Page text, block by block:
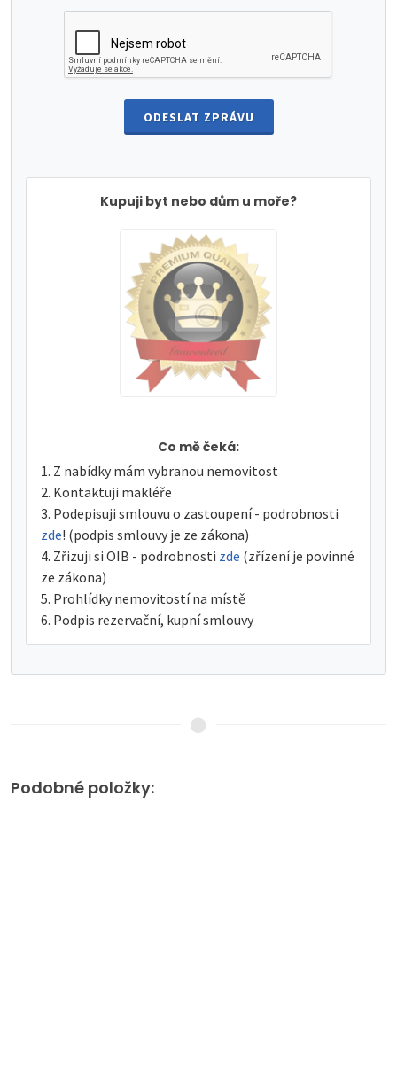
ODESLAT ZPRÁVU
Kupuji byt nebo dům u moře?
Co mě čeká:
Z nabídky mám vybranou nemovitost
Kontaktuji makléře
Podepisuji smlouvu o zastoupení - podrobnosti
zde! (podpis smlouvy je ze zákona)
Zřizuji si OIB - podrobnosti zde (zřízení je povinné
ze zákona)
Prohlídky nemovitostí na místě
Podpis rezervační, kupní smlouvy
Podobné položky: